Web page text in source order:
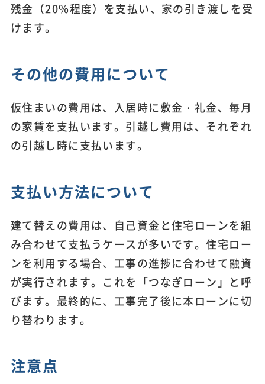
残金（20%程度）を支払い、家の引き渡しを受
けます。
その他の費用について
仮住まいの費用は、入居時に敷金・礼金、毎月
の家賃を支払います。引越し費用は、それぞれ
の引越し時に支払います。
支払い方法について
建て替えの費用は、自己資金と住宅ローンを組
み合わせて支払うケースが多いです。住宅ロー
ンを利用する場合、工事の進捗に合わせて融資
が実行されます。これを「つなぎローン」と呼
びます。最終的に、工事完了後に本ローンに切
り替わります。
注意点